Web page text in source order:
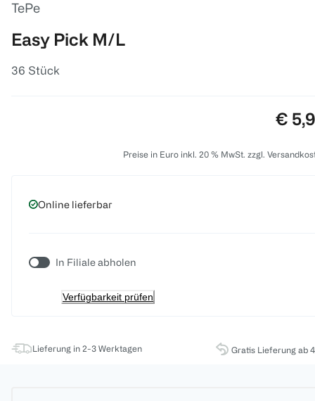
TePe
Easy Pick M/L
36 Stück
€
Preise in Euro inkl. 20 % MwSt. zzgl.
Online lieferbar
In Filiale abholen
Verfügbarkeit prüfen
Lieferung in 2-3 Werktagen Gratis Lieferung ab